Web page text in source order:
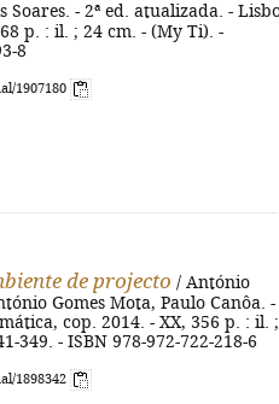
Soares. - 2ª ed. atualizada. -
p. : il. ; 24 cm. - (My Ti). -
8
1907180
de projecto / António
Gomes Mota, Paulo Canôa. -
cop. 2014. - XX, 356 p. : il.
349. - ISBN 978-972-722-218-6
1898342